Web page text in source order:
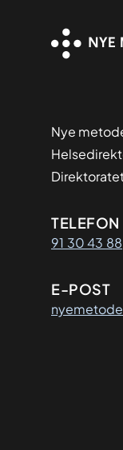
Nye
TELEFON
91 30 43 88
E-POST